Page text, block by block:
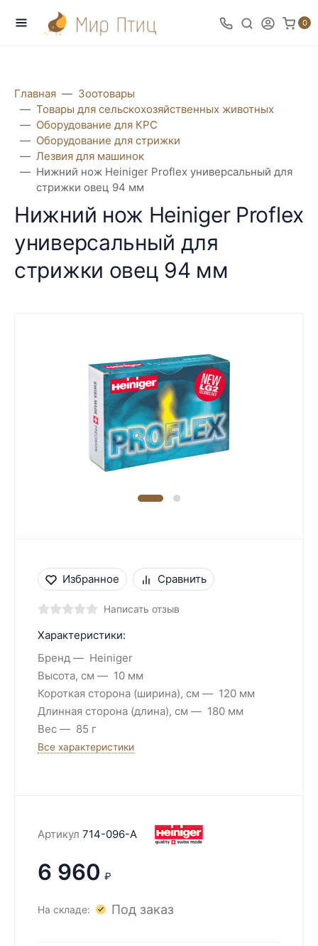
0
Главная
Зоотовары
Товары для сельскохозяйственных животных
Оборудование для КРС
Оборудование для стрижки
Лезвия для машинок
Нижний нож Heiniger Proflex универсальный для
стрижки овец 94 мм
Нижний нож Heiniger Proflex
универсальный для
стрижки овец 94 мм
Избранное Сравнить
Написать отзыв
Характеристики:
Бренд
Heiniger
Высота, см
10 мм
Короткая сторона (ширина), см
120 мм
Длинная сторона (длина), см
180 мм
Вес
85 г
Все характеристики
Артикул 714-096-A
6 960 ₽
На складе: Под заказ